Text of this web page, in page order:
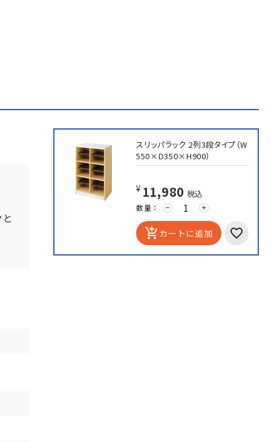
スリッパラック 2列3段タイプ（W
550×D350×H900）
¥11,980 税込
数量： remove add
add_shopping_cart カートに追加